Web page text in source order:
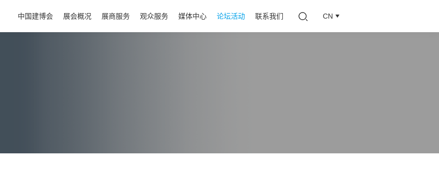
中国建博会 展会概况 展商服务 观众服务 媒体中心 论坛活动 联系我们 CN